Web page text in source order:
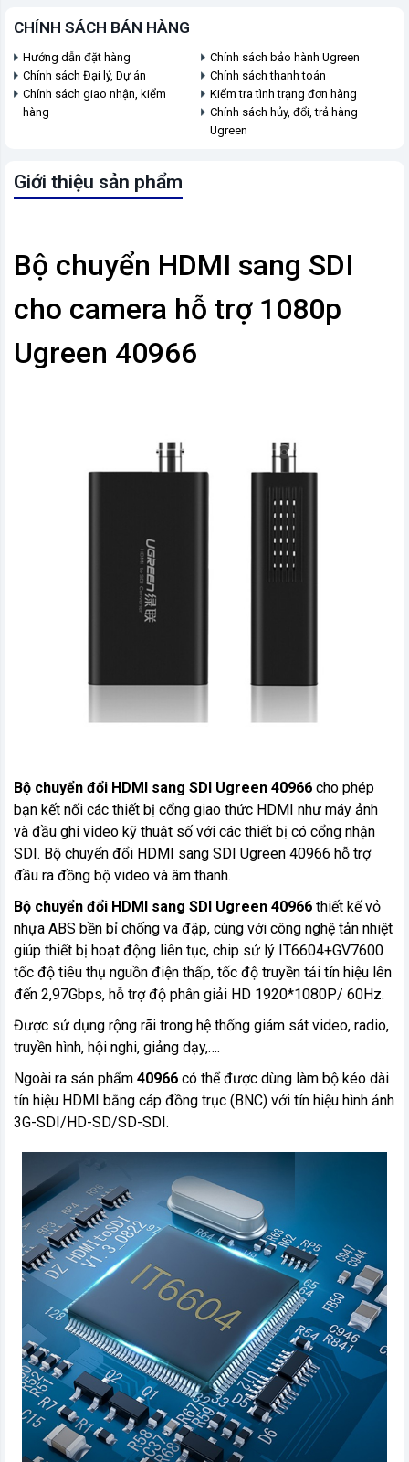
CHÍNH SÁCH BÁN HÀNG
Hướng dẫn đặt hàng
Chính sách bảo hành Ugreen
Chính sách Đại lý, Dự án
Chính sách thanh toán
Chính sách giao nhận, kiểm
hàng
Kiểm tra tình trạng đơn hàng
Chính sách hủy, đổi, trả hàng
Ugreen
Giới thiệu sản phẩm
Bộ chuyển HDMI sang SDI
cho camera hỗ trợ 1080p
Ugreen 40966
Bộ chuyển đổi HDMI sang SDI Ugreen 40966 cho phép
bạn kết nối các thiết bị cổng giao thức HDMI như máy ảnh
và đầu ghi video kỹ thuật số với các thiết bị có cổng nhận
SDI. Bộ chuyển đổi HDMI sang SDI Ugreen 40966 hỗ trợ
đầu ra đồng bộ video và âm thanh.
Bộ chuyển đổi HDMI sang SDI Ugreen 40966 thiết kế vỏ
nhựa ABS bền bỉ chống va đập, cùng với công nghệ tản nhiệt
giúp thiết bị hoạt động liên tục, chip sử lý IT6604+GV7600
tốc độ tiêu thụ nguồn điện thấp, tốc độ truyền tải tín hiệu lên
đến 2,97Gbps, hỗ trợ độ phân giải HD 1920*1080P/ 60Hz.
Được sử dụng rộng rãi trong hệ thống giám sát video, radio,
truyền hình, hội nghi, giảng dạy,….
Ngoài ra sản phẩm 40966 có thể được dùng làm bộ kéo dài
tín hiệu HDMI bằng cáp đồng trục (BNC) với tín hiệu hình ảnh
3G-SDI/HD-SD/SD-SDI.